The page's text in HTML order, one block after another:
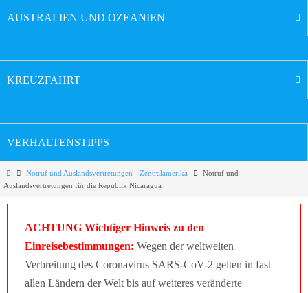
AUSTRALIEN UND OZEANIEN
KREUZFAHRT
VERHALTENSTIPPS
Notruf und Auslandsvertretungen - Zentralamerika
Notruf und
Auslandsvertretungen für die Republik Nicaragua
ACHTUNG Wichtiger Hinweis zu den
Einreisebestimmungen: Wegen der weltweiten
Verbreitung des Coronavirus SARS-CoV-2 gelten in fast
allen Ländern der Welt bis auf weiteres veränderte